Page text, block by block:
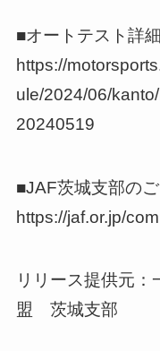
■オートテスト詳
https://
ule/2024/06/
20240519
■JAF茨城支部の
https://jaf.or.jp/
リリース提供元
盟 茨城支部